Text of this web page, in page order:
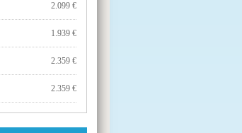
2.099 €
1.939 €
2.359 €
2.359 €